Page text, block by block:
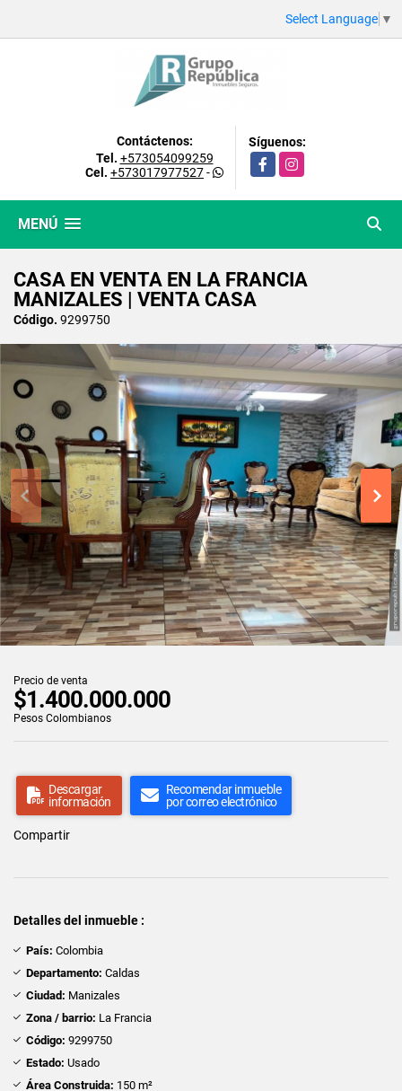
Select Language ▼
Contáctenos:
Tel. +573054099259
Cel. +573017977527-
Síguenos:
FacebookInstagram
MENÚ
CASA EN VENTA EN LA FRANCIA
MANIZALES | VENTA CASA
Código. 9299750
Precio de venta
$1.400.000.000
Pesos Colombianos
Descargar
información
Recomendar inmueble
por correo electrónico
Compartir
Detalles del inmueble :
País: Colombia
Departamento: Caldas
Ciudad: Manizales
Zona / barrio: La Francia
Código: 9299750
Estado: Usado
Área Construida: 150 m²